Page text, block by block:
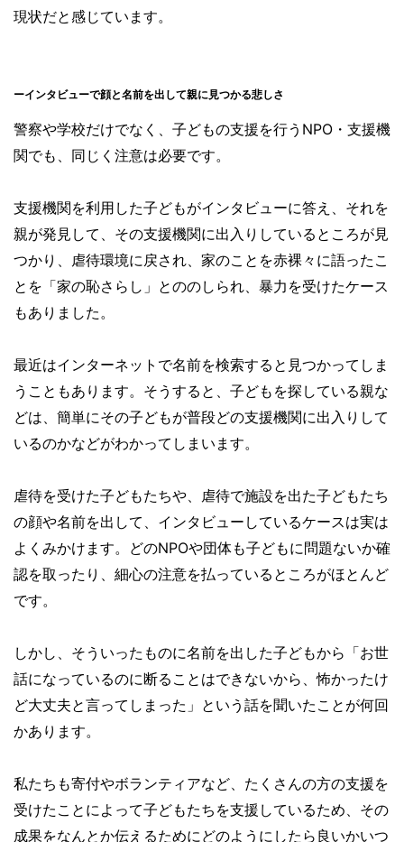
現状だと感じています。
ーインタビューで顔と名前を出して親に見つかる悲しさ
警察や学校だけでなく、子どもの支援を行うNPO・支援機
関でも、同じく注意は必要です。
支援機関を利用した子どもがインタビューに答え、それを
親が発見して、その支援機関に出入りしているところが見
つかり、虐待環境に戻され、家のことを赤裸々に語ったこ
とを「家の恥さらし」とののしられ、暴力を受けたケース
もありました。
最近はインターネットで名前を検索すると見つかってしま
うこともあります。そうすると、子どもを探している親な
どは、簡単にその子どもが普段どの支援機関に出入りして
いるのかなどがわかってしまいます。
虐待を受けた子どもたちや、虐待で施設を出た子どもたち
の顔や名前を出して、インタビューしているケースは実は
よくみかけます。どのNPOや団体も子どもに問題ないか確
認を取ったり、細心の注意を払っているところがほとんど
です。
しかし、そういったものに名前を出した子どもから「お世
話になっているのに断ることはできないから、怖かったけ
ど大丈夫と言ってしまった」という話を聞いたことが何回
かあります。
私たちも寄付やボランティアなど、たくさんの方の支援を
受けたことによって子どもたちを支援しているため、その
成果をなんとか伝えるためにどのようにしたら良いかいつ